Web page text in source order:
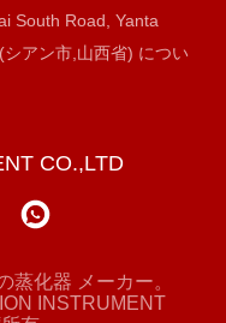
South Road, Yanta
アン市,山西省) につい
CO.,LTD
蒸化器 メーカー。
INSTRUMENT